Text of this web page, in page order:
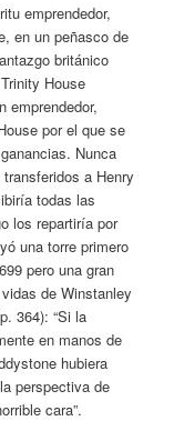
emprendedor,
en un peñasco de
británico
House
emprendedor,
por el que se
Nunca
a Henry
todas las
los repartiría por
una torre primero
pero una gran
de Winstanley
364): “Si la
en manos de
hubiera
perspectiva de
cara”.